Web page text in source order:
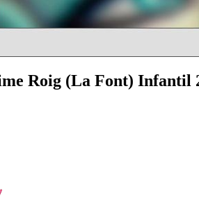
Roig (La Font) Infantil